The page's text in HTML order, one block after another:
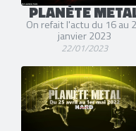
PLANÈTE
On refait l'actu du 16 au
janvier 2023
22/01/2023